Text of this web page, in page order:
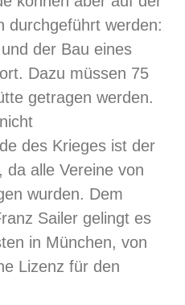
durchgeführt werden:
der Bau eines
Dazu müssen 75
getragen werden.
des Krieges ist der
da alle Vereine von
wurden. Dem
Sailer gelingt es
in München, von
Lizenz für den